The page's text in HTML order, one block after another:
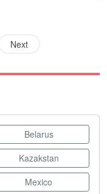
Next
Belarus
Kazakstan
Mexico